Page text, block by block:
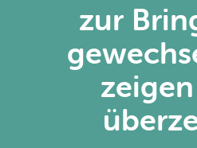
zur